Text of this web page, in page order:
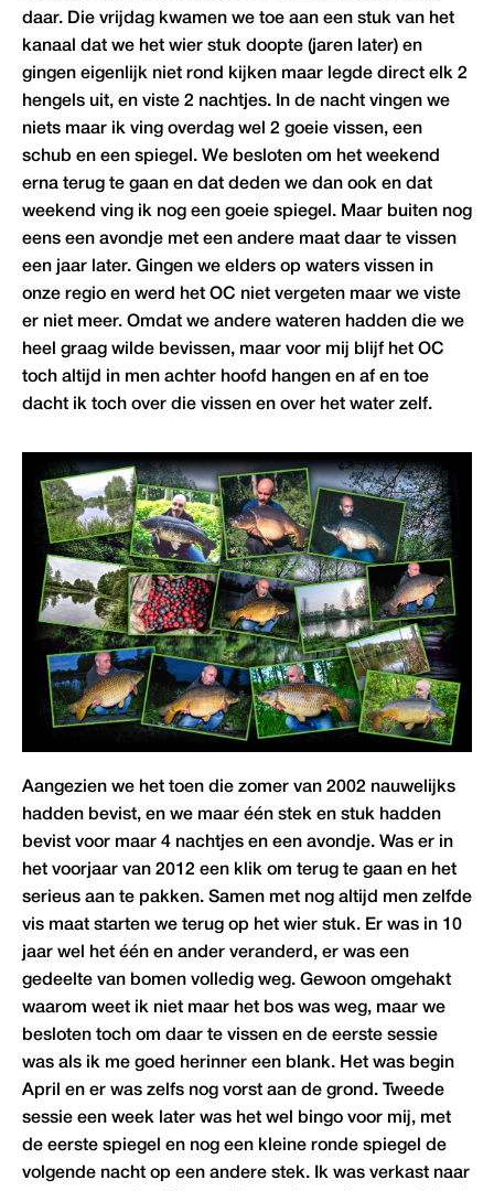
daar. Die vrijdag kwamen we toe aan een stuk van het
kanaal dat we het wier stuk doopte (jaren later) en
gingen eigenlijk niet rond kijken maar legde direct elk 2
hengels uit, en viste 2 nachtjes. In de nacht vingen we
niets maar ik ving overdag wel 2 goeie vissen, een
schub en een spiegel. We besloten om het weekend
erna terug te gaan en dat deden we dan ook en dat
weekend ving ik nog een goeie spiegel. Maar buiten nog
eens een avondje met een andere maat daar te vissen
een jaar later. Gingen we elders op waters vissen in
onze regio en werd het OC niet vergeten maar we viste
er niet meer. Omdat we andere wateren hadden die we
heel graag wilde bevissen, maar voor mij blijf het OC
toch altijd in men achter hoofd hangen en af en toe
dacht ik toch over die vissen en over het water zelf.
Aangezien we het toen die zomer van 2002 nauwelijks
hadden bevist, en we maar één stek en stuk hadden
bevist voor maar 4 nachtjes en een avondje. Was er in
het voorjaar van 2012 een klik om terug te gaan en het
serieus aan te pakken. Samen met nog altijd men zelfde
vis maat starten we terug op het wier stuk. Er was in 10
jaar wel het één en ander veranderd, er was een
gedeelte van bomen volledig weg. Gewoon omgehakt
waarom weet ik niet maar het bos was weg, maar we
besloten toch om daar te vissen en de eerste sessie
was als ik me goed herinner een blank. Het was begin
April en er was zelfs nog vorst aan de grond. Tweede
sessie een week later was het wel bingo voor mij, met
de eerste spiegel en nog een kleine ronde spiegel de
volgende nacht op een andere stek. Ik was verkast naar